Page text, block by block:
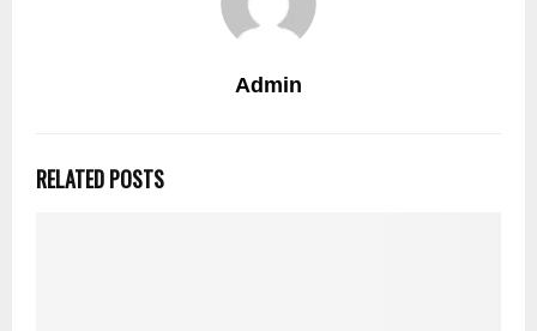
Admin
RELATED POSTS